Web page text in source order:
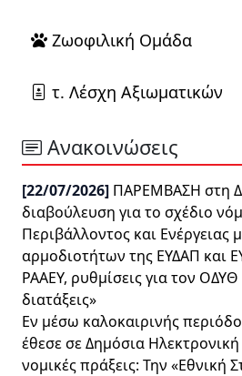
Ζωοφιλική Ομάδα
τ. Λέσχη Αξιωματικών
Ανακοινώσεις
[22/07/2026] ΠΑΡΕΜΒΑΣΗ στη
διαβούλευση για το σχέδιο
Περιβάλλοντος και Ενέργειας
αρμοδιοτήτων της ΕΥΔΑΠ και
ΡΑΑΕΥ, ρυθμίσεις για τον ΟΔΥΘ
διατάξεις»
Εν μέσω καλοκαιρινής
έθεσε σε Δημόσια
νομικές πράξεις: Την «Εθνική